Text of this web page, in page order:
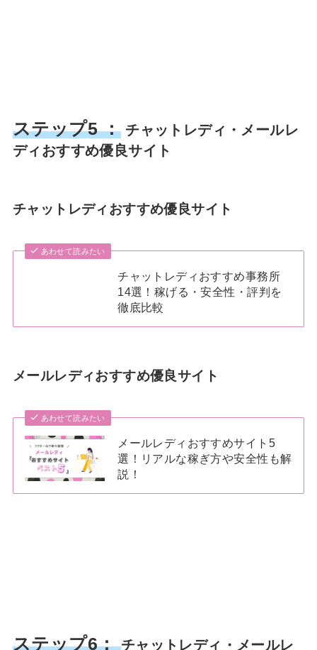
ステップ5 ：チャットレディ・メールレ
ディおすすめ優良サイト
チャットレディおすすめ優良サイト
あわせて読みたい
チャットレディおすすめ事務所
14選！稼げる・安全性・評判を
徹底比較
メールレディおすすめ優良サイト
あわせて読みたい
メールレディおすすめサイト5
選！リアルな稼ぎ方や安全性も解
説！
ステップ6： チャットレディ・メールレ